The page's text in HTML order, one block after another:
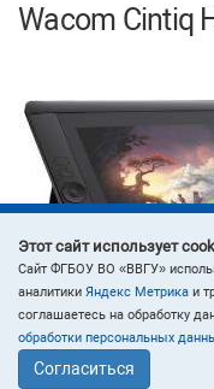
Wacom Cintiq
деле рисования,
ввода отличается
Этот сайт использует
Cайт ФГБОУ ВО «ВВГУ»
аналитики Яндекс Метрика и
соглашаетесь на обработку
обработки персональных
Согласиться